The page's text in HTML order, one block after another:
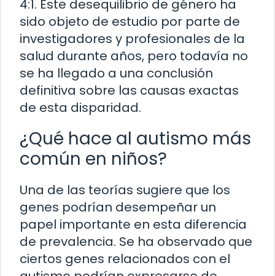
4:1. Este desequilibrio de género ha
sido objeto de estudio por parte de
investigadores y profesionales de la
salud durante años, pero todavía no
se ha llegado a una conclusión
definitiva sobre las causas exactas
de esta disparidad.
¿Qué hace al autismo más
común en niños?
Una de las teorías sugiere que los
genes podrían desempeñar un
papel importante en esta diferencia
de prevalencia. Se ha observado que
ciertos genes relacionados con el